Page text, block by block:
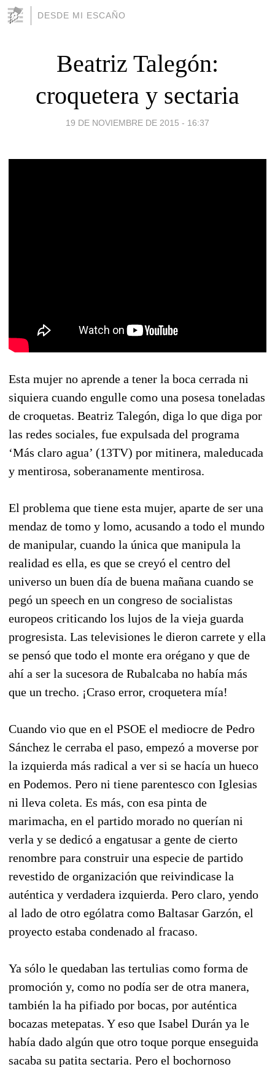
DESDE MI ESCAÑO
Beatriz Talegón:
croquetera y sectaria
19 DE NOVIEMBRE DE 2015 - 16:37
Esta mujer no aprende a tener la boca cerrada ni
siquiera cuando engulle como una posesa toneladas
de croquetas. Beatriz Talegón, diga lo que diga por
las redes sociales, fue expulsada del programa
‘Más claro agua’ (13TV) por mitinera, maleducada
y mentirosa, soberanamente mentirosa.
El problema que tiene esta mujer, aparte de ser una
mendaz de tomo y lomo, acusando a todo el mundo
de manipular, cuando la única que manipula la
realidad es ella, es que se creyó el centro del
universo un buen día de buena mañana cuando se
pegó un speech en un congreso de socialistas
europeos criticando los lujos de la vieja guarda
progresista. Las televisiones le dieron carrete y ella
se pensó que todo el monte era orégano y que de
ahí a ser la sucesora de Rubalcaba no había más
que un trecho. ¡Craso error, croquetera mía!
Cuando vio que en el PSOE el mediocre de Pedro
Sánchez le cerraba el paso, empezó a moverse por
la izquierda más radical a ver si se hacía un hueco
en Podemos. Pero ni tiene parentesco con Iglesias
ni lleva coleta. Es más, con esa pinta de
marimacha, en el partido morado no querían ni
verla y se dedicó a engatusar a gente de cierto
renombre para construir una especie de partido
revestido de organización que reivindicase la
auténtica y verdadera izquierda. Pero claro, yendo
al lado de otro ególatra como Baltasar Garzón, el
proyecto estaba condenado al fracaso.
Ya sólo le quedaban las tertulias como forma de
promoción y, como no podía ser de otra manera,
también la ha pifiado por bocas, por auténtica
bocazas metepatas. Y eso que Isabel Durán ya le
había dado algún que otro toque porque enseguida
sacaba su patita sectaria. Pero el bochornoso